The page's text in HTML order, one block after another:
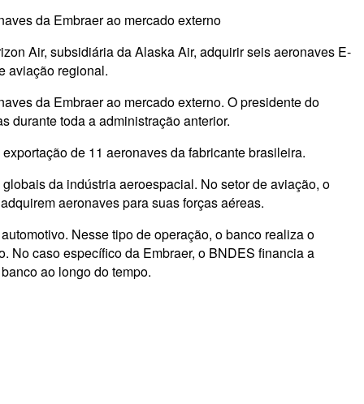
da Embraer ao mercado externo
Air, subsidiária da Alaska Air, adquirir seis aeronaves E-
aviação regional.
da Embraer ao mercado externo. O presidente do
durante toda a administração anterior.
de 11 aeronaves da fabricante brasileira.
da indústria aeroespacial. No setor de aviação, o
aeronaves para suas forças aéreas.
Nesse tipo de operação, o banco realiza o
No caso específico da Embraer, o BNDES financia a
ao longo do tempo.